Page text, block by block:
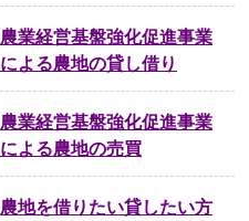
農業経営基盤強化促進事業
による農地の貸し借り
農業経営基盤強化促進事業
による農地の売買
農地を借りたい貸したい方